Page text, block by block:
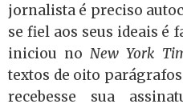
jornalista é preciso
se fiel aos seus ideais é
iniciou noNew York
textos de oito
recebesse sua